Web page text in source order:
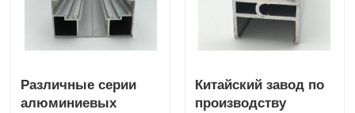
резка и гибка
Различные серии
алюминиевых
Китайский завод по
производству